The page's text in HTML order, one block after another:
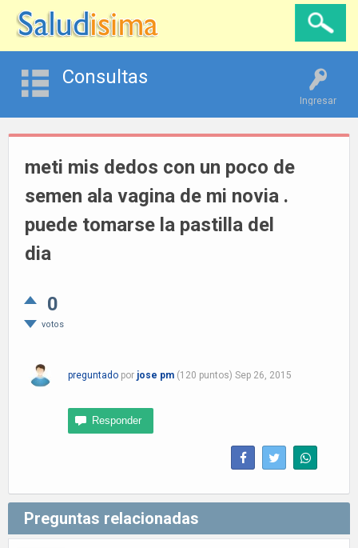
Ingresar
Consultas
meti mis dedos con un poco de
semen ala vagina de mi novia .
puede tomarse la pastilla del
dia
0
votos
preguntado por jose pm (120 puntos) Sep 26, 2015
Preguntas relacionadas